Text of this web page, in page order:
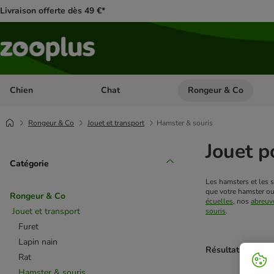
Livraison offerte dès 49 €*
Chien Dérouler les catégories: Chien
Chat Dérouler les catégories:
Rongeur & Co
Rongeur & Co Jouet et transport Hamster & souris
Catégorie
Rongeur & Co
Jouet et transport
Furet
Lapin nain
Rat
Jouet
Les hamsters et les
que votre hamster
écuelles, nos
souris.
Résultats 1 à 11